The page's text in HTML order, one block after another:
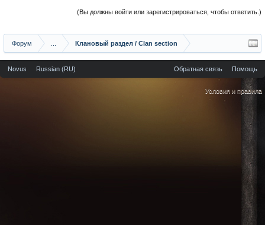
(Вы должны войти или зарегистрироваться, чтобы ответить.)
Форум Клановый раздел / Сlan section
Novus Russian (RU) Обратная связь Помощь
Условия и правила